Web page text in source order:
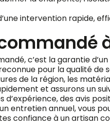
intervention rapide,
c’est la garantie
pour la qualité de
de la région, les
et assurons un
des avis
entretien annuel, vous
confiance à un